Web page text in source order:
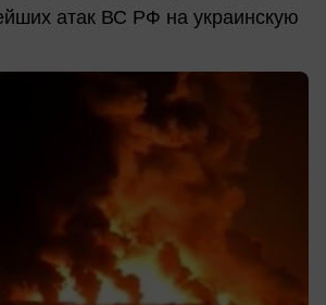
атак ВС РФ на украинскую